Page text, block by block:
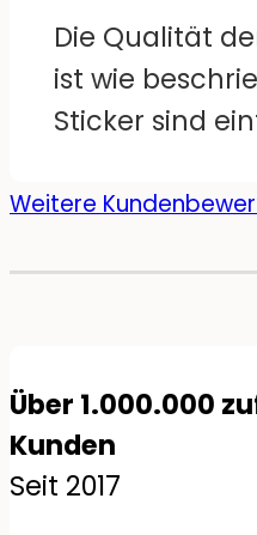
einige große
doppelt, da
wenn sie
Die Qualität
ist wie
Sticker sind
sehen top
Weitere
Über 1.000.000
Kunden
Seit 2017